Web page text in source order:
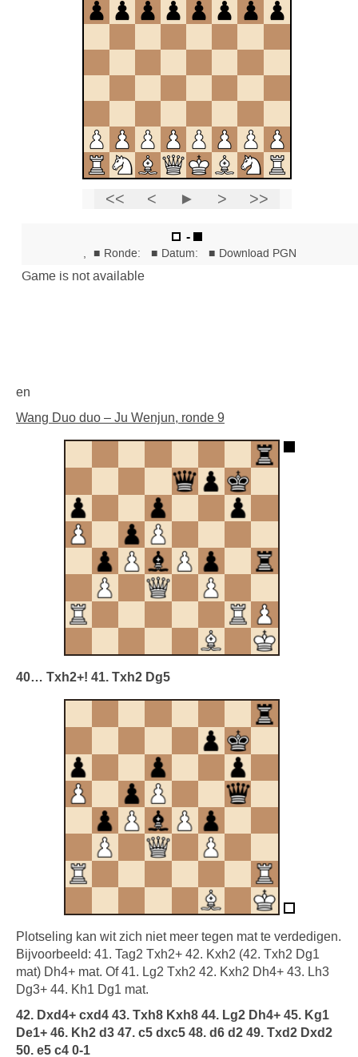
en
Wang Duo duo – Ju Wenjun, ronde 9
40… Txh2+! 41. Txh2 Dg5
Plotseling kan wit zich niet meer tegen mat te verdedigen.
Bijvoorbeeld: 41. Tag2 Txh2+ 42. Kxh2 (42. Txh2 Dg1
mat) Dh4+ mat. Of 41. Lg2 Txh2 42. Kxh2 Dh4+ 43. Lh3
Dg3+ 44. Kh1 Dg1 mat.
42. Dxd4+ cxd4 43. Txh8 Kxh8 44. Lg2 Dh4+ 45. Kg1
De1+ 46. Kh2 d3 47. c5 dxc5 48. d6 d2 49. Txd2 Dxd2
50. e5 c4 0-1